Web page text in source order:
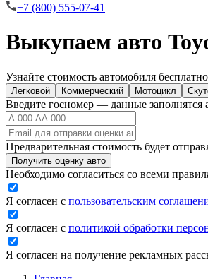
+7 (800) 555-07-41
Выкупаем авто
Узнайте стоимость автомобиля
Легковой Коммерческий Мотоцикл
Введите госномер — данные заполнятся
Предварительная стоимость будет
Получить оценку авто
Необходимо согласиться со всеми
Я согласен с пользовательским
Я согласен с политикой обработки
Я согласен на получение рекламных